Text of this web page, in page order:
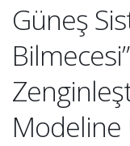
Güneş
Modeline